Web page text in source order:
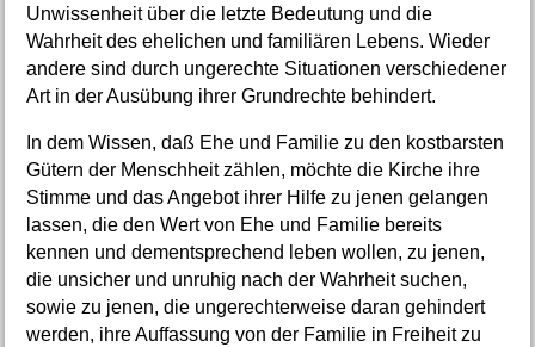
Unwissenheit über die letzte Bedeutung und die
Wahrheit des ehelichen und familiären Lebens. Wieder
andere sind durch ungerechte Situationen verschiedener
Art in der Ausübung ihrer Grundrechte behindert.
In dem Wissen, daß Ehe und Familie zu den kostbarsten
Gütern der Menschheit zählen, möchte die Kirche ihre
Stimme und das Angebot ihrer Hilfe zu jenen gelangen
lassen, die den Wert von Ehe und Familie bereits
kennen und dementsprechend leben wollen, zu jenen,
die unsicher und unruhig nach der Wahrheit suchen,
sowie zu jenen, die ungerechterweise daran gehindert
werden, ihre Auffassung von der Familie in Freiheit zu